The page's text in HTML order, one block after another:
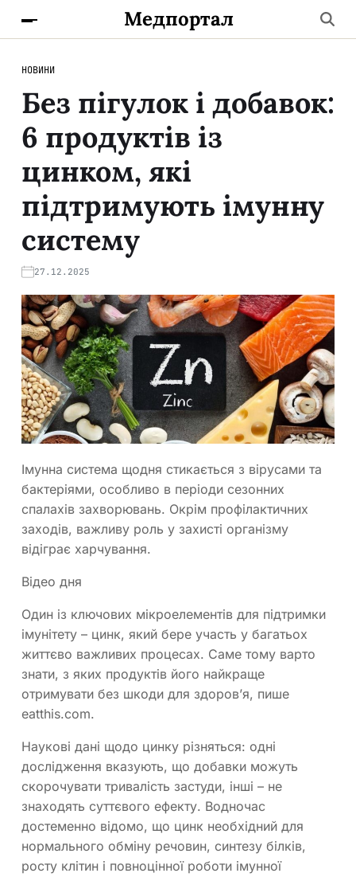
Медпортал
НОВИНИ
Без пігулок і добавок:
6 продуктів із
цинком, які
підтримують імунну
систему
27.12.2025
Імунна система щодня стикається з вірусами та
бактеріями, особливо в періоди сезонних
спалахів захворювань. Окрім профілактичних
заходів, важливу роль у захисті організму
відіграє харчування.
Відео дня
Один із ключових мікроелементів для підтримки
імунітету – цинк, який бере участь у багатьох
життєво важливих процесах. Саме тому варто
знати, з яких продуктів його найкраще
отримувати без шкоди для здоров’я, пише
eatthis.com.
Наукові дані щодо цинку різняться: одні
дослідження вказують, що добавки можуть
скорочувати тривалість застуди, інші – не
знаходять суттєвого ефекту. Водночас
достеменно відомо, що цинк необхідний для
нормального обміну речовин, синтезу білків,
росту клітин і повноцінної роботи імунної